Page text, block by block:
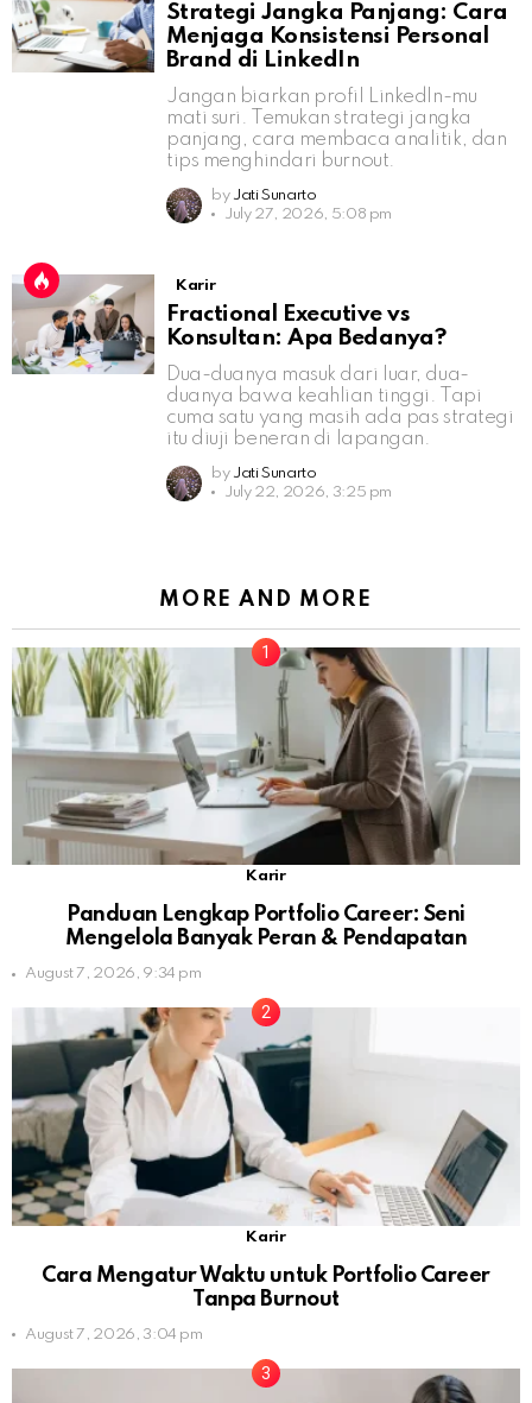
Strategi Jangka Panjang: Cara
Menjaga Konsistensi Personal
Brand di LinkedIn
Jangan biarkan profil LinkedIn-mu
mati suri. Temukan strategi jangka
panjang, cara membaca analitik, dan
tips menghindari burnout.
by Jati Sunarto
July 27, 2026, 5:08 pm
Karir
Fractional Executive vs
Konsultan: Apa Bedanya?
Dua-duanya masuk dari luar, dua-
duanya bawa keahlian tinggi. Tapi
cuma satu yang masih ada pas strategi
itu diuji beneran di lapangan.
by Jati Sunarto
July 22, 2026, 3:25 pm
MORE AND MORE
Karir
Panduan Lengkap Portfolio Career: Seni
Mengelola Banyak Peran & Pendapatan
August 7, 2026, 9:34 pm
Karir
Cara Mengatur Waktu untuk Portfolio Career
Tanpa Burnout
August 7, 2026, 3:04 pm